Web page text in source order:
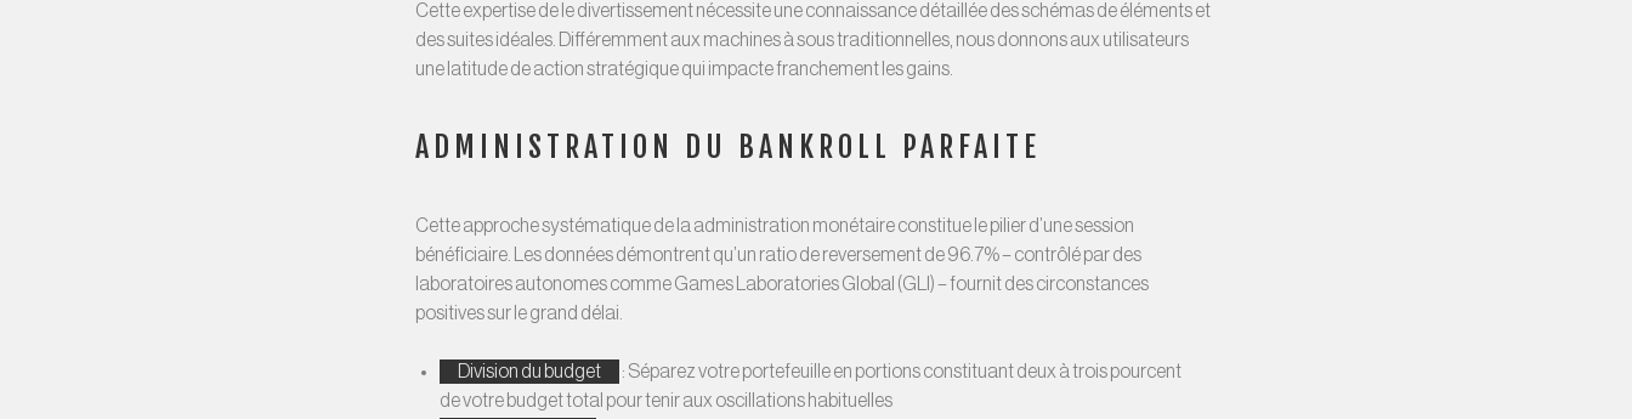
Cette expertise de le divertissement nécessite une connaissance détaillée des schémas de éléments et
des suites idéales. Différemment aux machines à sous traditionnelles, nous donnons aux utilisateurs
une latitude de action stratégique qui impacte franchement les gains.
ADMINISTRATION DU BANKROLL PARFAITE
Cette approche systématique de la administration monétaire constitue le pilier d’une session
bénéficiaire. Les données démontrent qu’un ratio de reversement de 96.7% – contrôlé par des
laboratoires autonomes comme Games Laboratories Global (GLI) – fournit des circonstances
positives sur le grand délai.
Division du budget
: Séparez votre portefeuille en portions constituant deux à trois pourcent
de votre budget total pour tenir aux oscillations habituelles